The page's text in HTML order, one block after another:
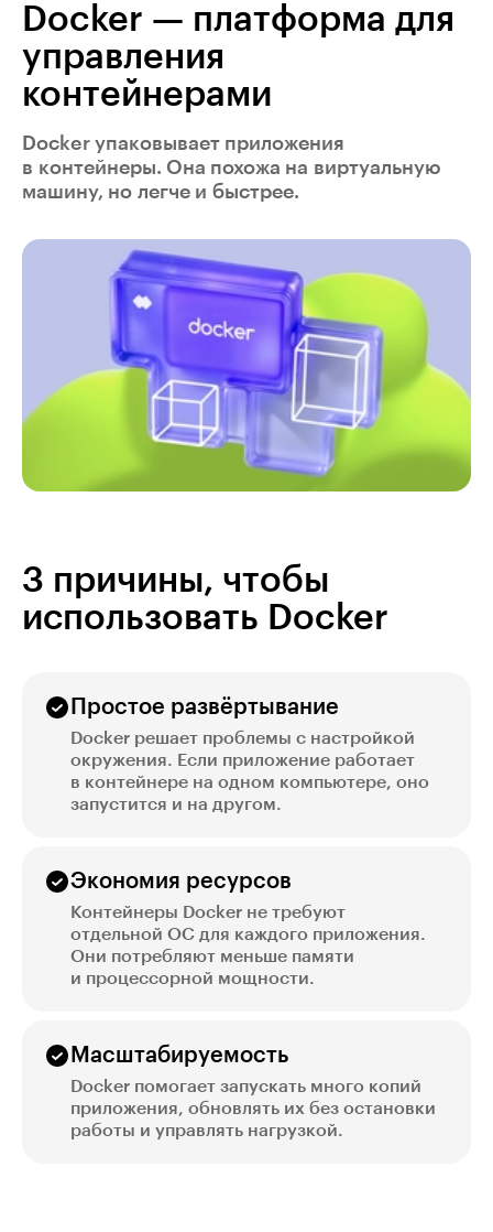
Docker — платформа для
управления
контейнерами
Docker упаковывает приложения
в контейнеры. Она похожа на виртуальную
машину, но легче и быстрее.
3 причины, чтобы
использовать Docker
Простое развёртывание
Docker решает проблемы с настройкой
окружения. Если приложение работает
в контейнере на одном компьютере, оно
запустится и на другом.
Экономия ресурсов
Контейнеры Docker не требуют
отдельной ОС для каждого приложения.
Они потребляют меньше памяти
и процессорной мощности.
Масштабируемость
Docker помогает запускать много копий
приложения, обновлять их без остановки
работы и управлять нагрузкой.